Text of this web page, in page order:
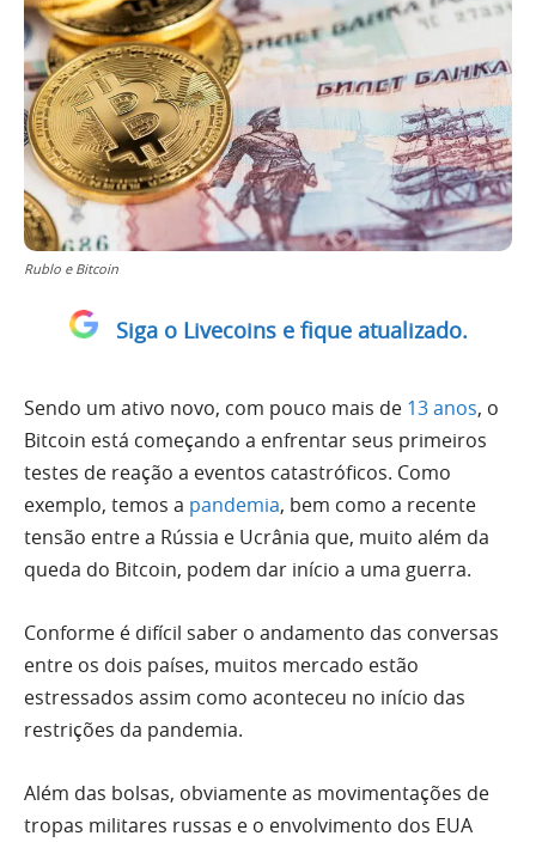
Rublo e Bitcoin
Siga o Livecoins e fique atualizado.
Sendo um ativo novo, com pouco mais de 13 anos, o
Bitcoin está começando a enfrentar seus primeiros
testes de reação a eventos catastróficos. Como
exemplo, temos a pandemia, bem como a recente
tensão entre a Rússia e Ucrânia que, muito além da
queda do Bitcoin, podem dar início a uma guerra.
Conforme é difícil saber o andamento das conversas
entre os dois países, muitos mercado estão
estressados assim como aconteceu no início das
restrições da pandemia.
Além das bolsas, obviamente as movimentações de
tropas militares russas e o envolvimento dos EUA